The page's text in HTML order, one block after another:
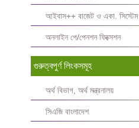
আইবাস++ বাজেট ও একা. সিস্টেম
অনলাইন পে/পেনশন ফিক্সেশন
গুরুত্বপুর্ণ লিংকসমূহ
অর্থ বিভাগ, অর্থ মন্ত্রনালয়
সিএজি বাংলাদেশ